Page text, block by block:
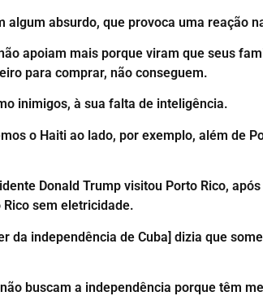
absurdo, que provoca uma reação
apoiam mais porque viram que seus
para comprar, não conseguem.
inimigos, à sua falta de inteligência.
o Haiti ao lado, por exemplo, além de
Donald Trump visitou Porto Rico,
sem eletricidade.
independência de Cuba] dizia que
buscam a independência porque têm